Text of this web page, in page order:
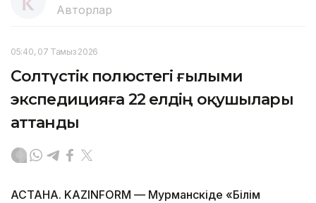
Авторлар
05:40, 07 Тамыз 2026
Солтүстік полюстегі ғылыми
экспедицияға 22 елдің оқушылары
аттанды
АСТАНА. KAZINFORM — Мурманскіде «Білім